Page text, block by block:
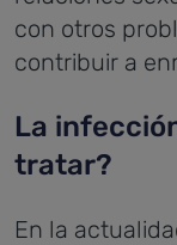
con otros
contribuir a
La
tratar?
En la